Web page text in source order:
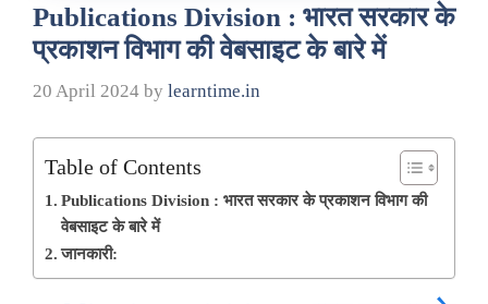
Publications Division : भारत सरकार के
प्रकाशन विभाग की वेबसाइट के बारे में
20 April 2024 by learntime.in
Table of Contents
Publications Division : भारत सरकार के प्रकाशन विभाग की
वेबसाइट के बारे में
जानकारी: